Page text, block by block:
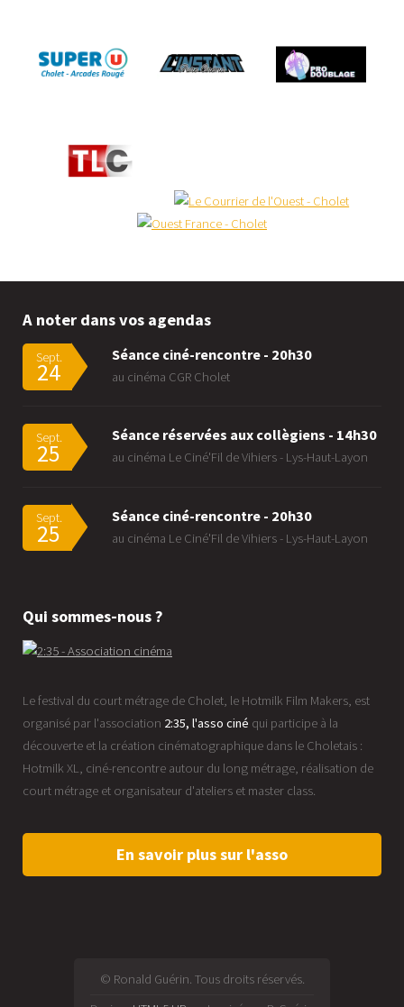
A noter dans vos agendas
Sept.
24
Séance ciné-rencontre - 20h30
au cinéma CGR Cholet
Sept.
25
Séance réservées aux collègiens - 14h30
au cinéma Le Ciné'Fil de Vihiers - Lys-Haut-Layon
Sept.
25
Séance ciné-rencontre - 20h30
au cinéma Le Ciné'Fil de Vihiers - Lys-Haut-Layon
Qui sommes-nous ?
Le festival du court métrage de Cholet, le Hotmilk Film Makers, est
organisé par l'association 2:35, l'asso ciné qui participe à la
découverte et la création cinématographique dans le Choletais :
Hotmilk XL, ciné-rencontre autour du long métrage, réalisation de
court métrage et organisateur d'ateliers et master class.
En savoir plus sur l'asso
© Ronald Guérin. Tous droits réservés.